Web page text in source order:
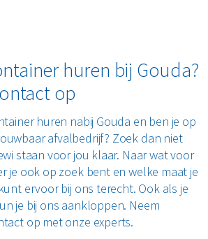
uit Gouda wordt
van dichtbij mee wat voor impact afval
en wij doen ons uiterste best
mogelijk te maken. Dit doen we
afval te vergemakkelijken,
al het afval dat door ons wordt
Dat is belangrijk, want zo
teruggebracht naar grondstoffen en
huren bij Gouda?
op
huren nabij Gouda en ben je op
afvalbedrijf? Zoek dan niet
staan voor jou klaar. Naar wat voor
je ook op zoek bent en welke maat je
ervoor bij ons terecht. Ook als je
je bij ons aankloppen. Neem
op met onze experts.